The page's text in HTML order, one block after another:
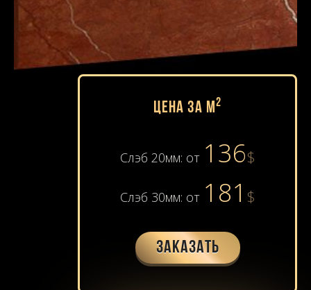
Цена за м 2
Слэб 20мм: от 136$
Слэб 30мм: от 181 $
Заказать